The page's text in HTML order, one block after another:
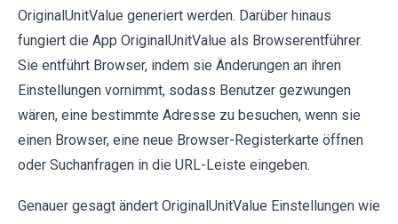
OriginalUnitValue generiert werden. Darüber hinaus
fungiert die App OriginalUnitValue als Browserentführer.
Sie entführt Browser, indem sie Änderungen an ihren
Einstellungen vornimmt, sodass Benutzer gezwungen
wären, eine bestimmte Adresse zu besuchen, wenn sie
einen Browser, eine neue Browser-Registerkarte öffnen
oder Suchanfragen in die URL-Leiste eingeben.
Genauer gesagt ändert OriginalUnitValue Einstellungen wie